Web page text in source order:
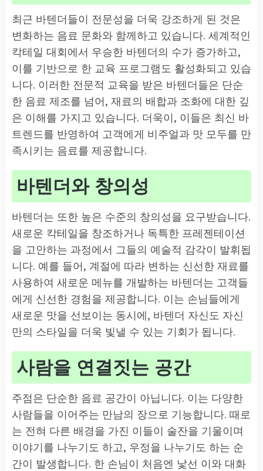
최근 바텐더들이 전문성을 더욱 강조하게 된 것은
변화하는 음료 문화와 함께하고 있습니다. 세계적인
칵테일 대회에서 우승한 바텐더의 수가 증가하고,
이를 기반으로 한 교육 프로그램도 활성화되고 있습
니다. 이러한 전문적 교육을 받은 바텐더들은 단순
한 음료 제조를 넘어, 재료의 배합과 조화에 대한 깊
은 이해를 가지고 있습니다. 더욱이, 이들은 최신 바
트렌드를 반영하여 고객에게 비주얼과 맛 모두를 만
족시키는 음료를 제공합니다.
바텐더와 창의성
바텐더는 또한 높은 수준의 창의성을 요구받습니다.
새로운 칵테일을 창조하거나 독특한 프레젠테이션
을 고안하는 과정에서 그들의 예술적 감각이 발휘됩
니다. 예를 들어, 계절에 따라 변하는 신선한 재료를
사용하여 새로운 메뉴를 개발하는 바텐더는 고객들
에게 신선한 경험을 제공합니다. 이는 손님들에게
새로운 맛을 선보이는 동시에, 바텐더 자신도 자신
만의 스타일을 더욱 빛낼 수 있는 기회가 됩니다.
사람을 연결짓는 공간
주점은 단순한 음료 공간이 아닙니다. 이는 다양한
사람들을 이어주는 만남의 장으로 기능합니다. 때로
는 전혀 다른 배경을 가진 이들이 술잔을 기울이며
이야기를 나누기도 하고, 우정을 나누기도 하는 순
간이 발생합니다. 한 손님이 처음엔 낯선 이와 대화